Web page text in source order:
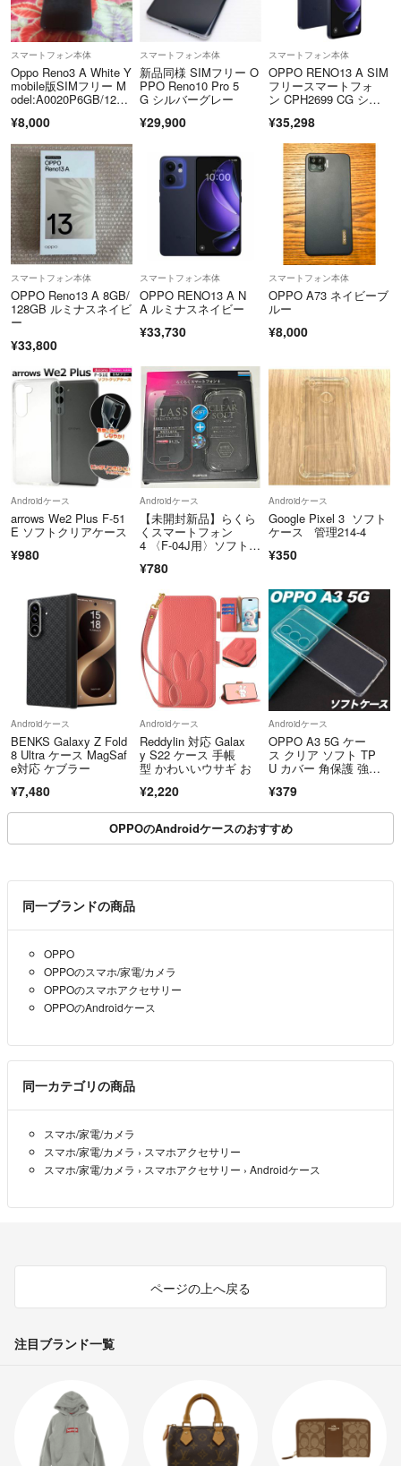
スマートフォン本体
Oppo Reno3 A White Y
mobile版SIMフリー M
odel:A0020P6GB/128G
¥8,000
スマートフォン本体
新品同様 SIMフリー O
PPO Reno10 Pro 5
G シルバーグレー
¥29,900
スマートフォン本体
OPPO RENO13 A SIM
フリースマートフォ
ン CPH2699 CG シュ
イビー
¥35,298
スマートフォン本体
OPPO Reno13 A 8GB/
128GB ルミナスネイビ
ー
¥33,800
スマートフォン本体
OPPO RENO13 A N
A ルミナスネイビー
¥33,730
スマートフォン本体
OPPO A73 ネイビーブ
ルー
¥8,000
Androidケース
arrows We2 Plus F-51
E ソフトクリアケース
¥980
Androidケース
【未開封新品】らくら
くスマートフォン
4 〈F-04J用〉ソフトケ
¥780
Androidケース
Google Pixel 3 ソフト
ケース 管理214-4
¥350
Androidケース
BENKS Galaxy Z Fold
8 Ultra ケース MagSaf
e対応 ケブラー
¥7,480
Androidケース
Reddylin 対応 Galax
y S22 ケース 手帳
型 かわいいウサギ お
¥2,220
Androidケース
OPPO A3 5G ケー
ス クリア ソフト TP
U カバー 角保護 強
ンプル アクオス opp
¥379
OPPOのAndroidケースのおすすめ
同一ブランドの商品
OPPO
OPPOのスマホ/家電/カメラ
OPPOのスマホアクセサリー
OPPOのAndroidケース
同一カテゴリの商品
スマホ/家電/カメラ
スマホ/家電/カメラ › スマホアクセサリー
スマホ/家電/カメラ › スマホアクセサリー › Androidケース
ページの上へ戻る
注目ブランド一覧